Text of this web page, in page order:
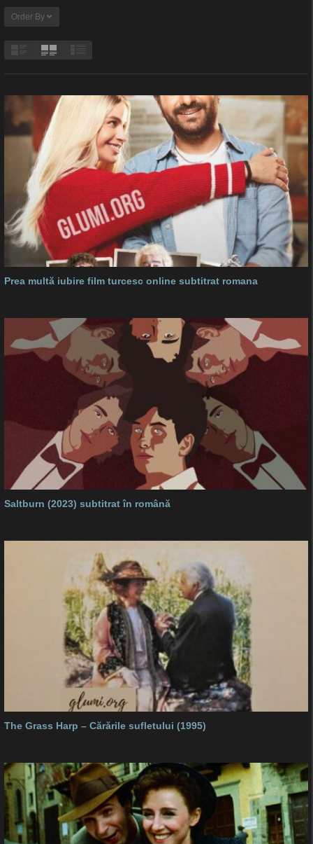
Order By
Prea multă iubire film turcesc online subtitrat romana
Saltburn (2023) subtitrat în română
The Grass Harp – Cărările sufletului (1995)